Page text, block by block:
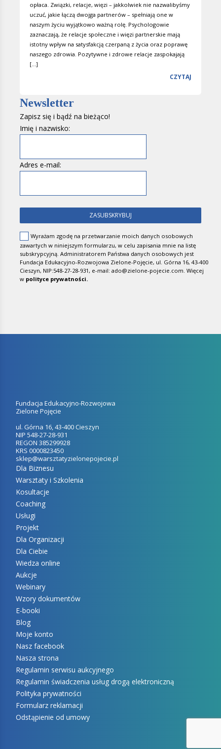
opłaca. Związki, relacje, więzi – jakkolwiek nie nazwalibyśmy
uczuć, jakie łączą dwojga partnerów – spełniają one w
naszym życiu wyjątkowo ważną rolę. Psychologowie
zaznaczają, że relacje społeczne i więzi partnerskie mają
istotny wpływ na satysfakcją czerpaną z życia oraz poprawę
naszego zdrowia. Pozytywne i zdrowe relacje zaspokajają
[…]
CZYTAJ
Newsletter
Zapisz się i bądź na bieżąco!
Imię i nazwisko:
Adres e-mail:
Wyrażam zgodę na przetwarzanie moich danych osobowych
zawartych w niniejszym formularzu, w celu zapisania mnie na listę
subskrypcyjną. Administratorem Państwa danych osobowych jest
Fundacja Edukacyjno-Rozwojowa Zielone-Pojęcie, ul. Górna 16, 43-400
Cieszyn, NIP:548-27-28-931, e-mail: ado@zielone-pojecie.com. Więcej
w polityce prywatności.
Fundacja Edukacyjno-Rozwojowa
Zielone Pojęcie
ul. Górna 16, 43-400 Cieszyn
NIP 548-27-28-931
REGON 385299928
KRS 0000823450
sklep@warsztatyzielonepojecie.pl
Dla Biznesu
Warsztaty i Szkolenia
Kosultacje
Coaching
Usługi
Projekt
Dla Organizacji
Dla Ciebie
Wiedza online
Aukcje
Webinary
Wzory dokumentów
E-booki
Blog
Moje konto
Nasz facebook
Nasza strona
Regulamin serwisu aukcyjnego
Regulamin świadczenia usług drogą elektroniczną
Polityka prywatności
Formularz reklamacji
Odstąpienie od umowy